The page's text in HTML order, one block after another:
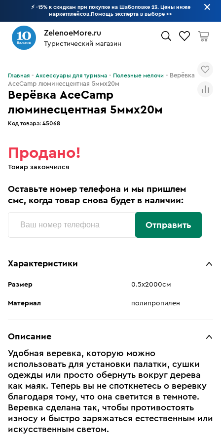
⚡ -15% к скидкам при покупке на Шаболовке 23. Цены ниже
маркетплейсов.Помощь эксперта в выборе >>
ZelenoeMore.ru
Туристический магазин
Верёвка AceCamp
люминесцентная 5ммx20м
Код товара: 45068
Главная Аксессуары для туризма Полезные мелочи
Верёвка
AceCamp люминесцентная 5ммx20м
Продано!
Товар закончился
Оставьте номер телефона и мы пришлем
смс, когда товар снова будет в наличии:
Отправить
Характеристики
Размер 0.5х2000см
Материал полипропилен
Описание
Удобная веревка, которую можно
использовать для установки палатки, сушки
одежды или просто обернуть вокруг дерева
как маяк. Теперь вы не споткнетесь о веревку
благодаря тому, что она светится в темноте.
Веревка сделана так, чтобы противостоять
износу и быстро заряжаться естественным или
искусственным светом.